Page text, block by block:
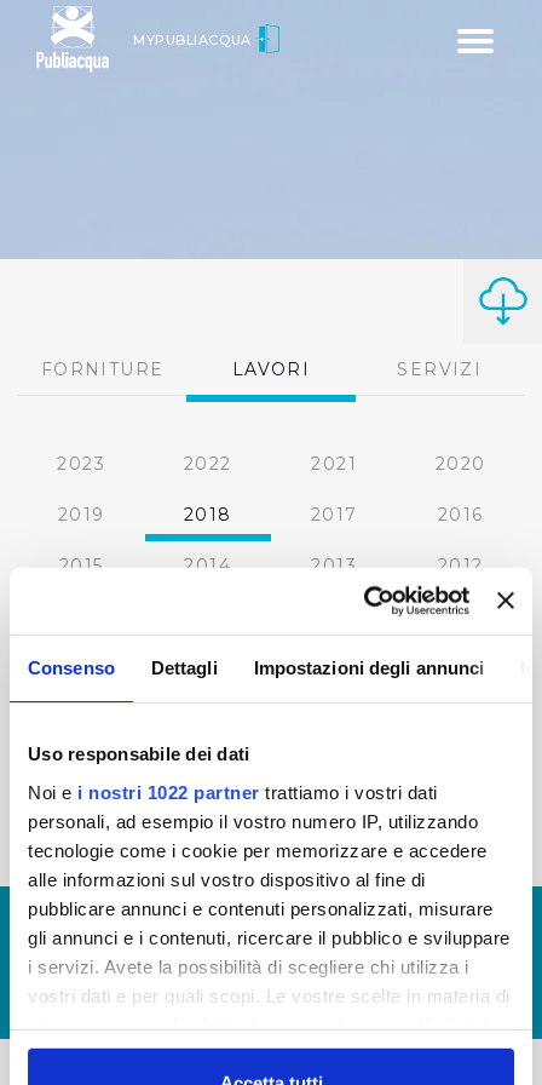
Consenso Dettagli Impostazioni degli annunci
Uso responsabile dei dati
Noi e i nostri 1022 partner trattiamo i vostri dati
personali, ad esempio il vostro numero IP, utilizzando
tecnologie come i cookie per memorizzare e accedere
alle informazioni sul vostro dispositivo al fine di
pubblicare annunci e contenuti personalizzati, misurare
gli annunci e i contenuti, ricercare il pubblico e sviluppare
i servizi. Avete la possibilità di scegliere chi utilizza i
vostri dati e per quali scopi. Le vostre scelte in materia di
in cui avete effettuato le vostre scelte. È possibile
Toggle
MYPUBLIACQUA
FORNITURE LAVORI SERVIZI
2023 2022 2021 2020
2019 2018 2017 2016
2015 2014 2013 2012
2008
2007 2006 2005
« prima ‹ precedente 1 2 3
6
7 8
© Copyright 2017 - 2026
GLOSSARIO
GIUDICA IL SERVIZIO
LAVORA CON NOI